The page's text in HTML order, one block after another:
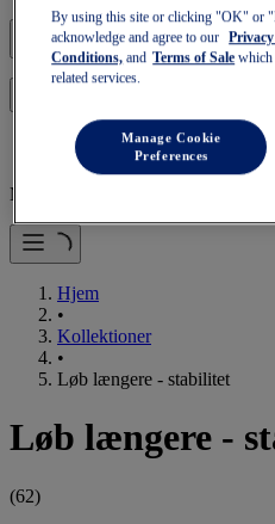
Mobilnavigation
Hjem
•
Kollektioner
•
Løb længere - stabilitet
Løb længere -
(62)
By using this site or clicking "OK" or
acknowledge and agree to our
Conditions, and Terms of Sale which
related services.
Manage Cookie
Preferences